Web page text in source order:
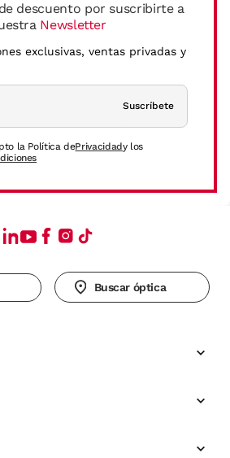
descuento por suscribirte a
Newsletter
exclusivas, ventas privadas y
Suscríbete
la Política dePrivacidady los
Buscar óptica